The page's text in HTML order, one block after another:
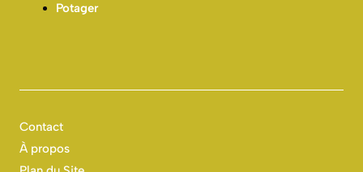
Potager
Contact
À propos